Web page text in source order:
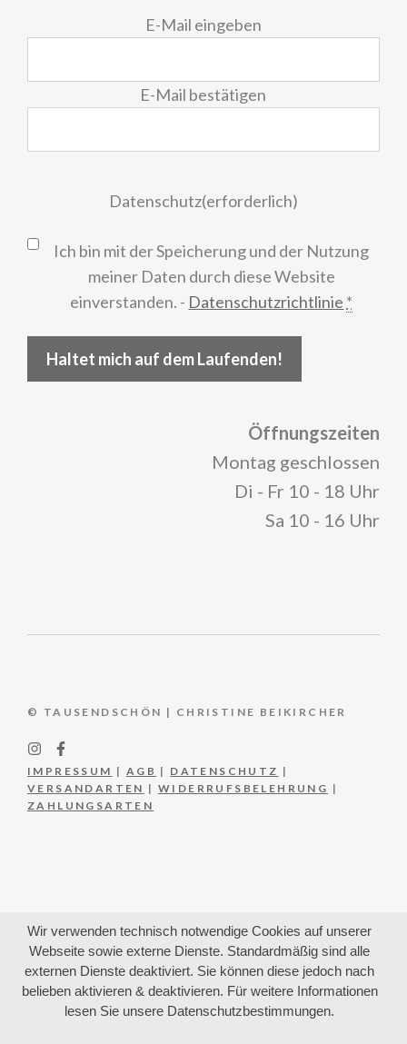
E-Mail eingeben
E-Mail bestätigen
Datenschutz(erforderlich)
Ich bin mit der Speicherung und der Nutzung
meiner Daten durch diese Website
einverstanden. - Datenschutzrichtlinie *
Haltet mich auf dem Laufenden!
Öffnungszeiten
Montag geschlossen
Di - Fr 10 - 18 Uhr
Sa 10 - 16 Uhr
© TAUSENDSCHÖN | CHRISTINE BEIKIRCHER
IMPRESSUM | AGB | DATENSCHUTZ |
VERSANDARTEN |WIDERRUFSBELEHRUNG |
ZAHLUNGSARTEN
Wir verwenden technisch notwendige Cookies auf unserer
Webseite sowie externe Dienste. Standardmäßig sind alle
externen Dienste deaktiviert. Sie können diese jedoch nach
belieben aktivieren & deaktivieren. Für weitere Informationen
lesen Sie unsere Datenschutzbestimmungen.